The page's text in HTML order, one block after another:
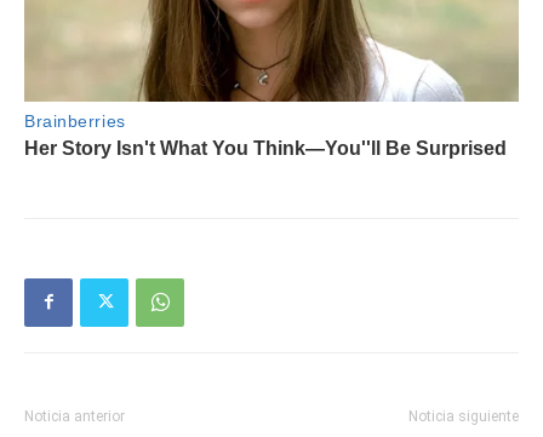
Noticia anterior Noticia siguiente